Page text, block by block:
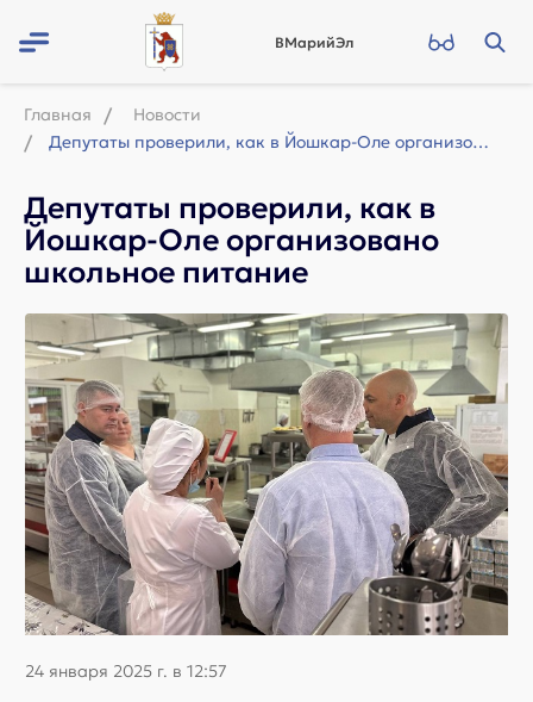
ВМарийЭл
Главная
Новости
Депутаты проверили, как в Йошкар-Оле организовано школьное питание
Депутаты проверили, как в
Йошкар-Оле организовано
школьное питание
24 января 2025 г. в 12:57